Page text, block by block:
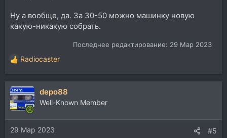
Ну а вообще, да. За 30-50 можно машинку новую
какую-никакую собрать.
Последнее редактирование: 29 Мар 2023
Р
е
а
к
ц
и
и
:
Radiocaster
depo88
Well-Known Member
29 Мар 2023 #5